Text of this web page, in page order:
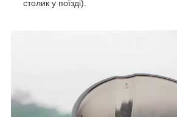
столик у поїзді).